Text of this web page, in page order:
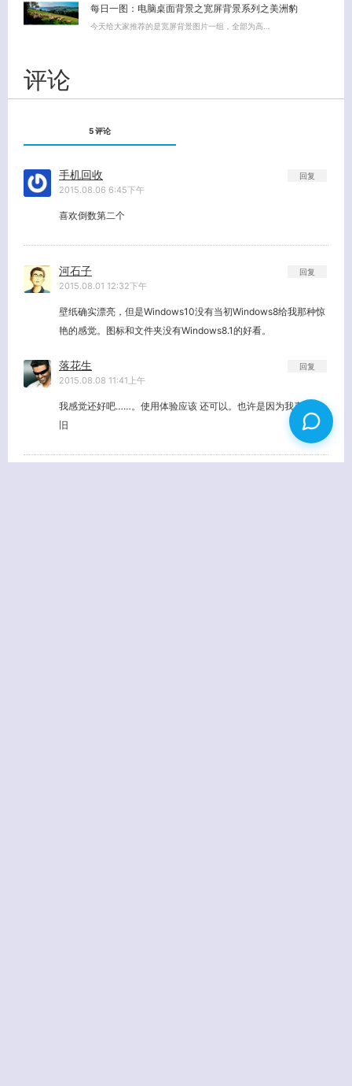
每日一图：电脑桌面背景之宽屏背景系列之美洲豹
今天给大家推荐的是宽屏背景图片一组，全部为高…
评论
5 评论
手机回收
2015.08.06 6:45下午
喜欢倒数第二个
回复
河石子
2015.08.01 12:32下午
壁纸确实漂亮，但是Windows10没有当初Windows8给我那种惊
艳的感觉。图标和文件夹没有Windows8.1的好看。
回复
落花生
2015.08.08 11:41上午
我感觉还好吧……。使用体验应该 还可以。也许是因为我喜新厌
旧
回复